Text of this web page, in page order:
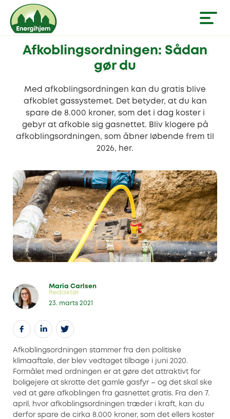
Afkoblingsordningen: Sådan
gør du
Med afkoblingsordningen kan du gratis blive
afkoblet gassystemet. Det betyder, at du kan
spare de 8.000 kroner, som det i dag koster i
gebyr at afkoble sig gasnettet. Bliv klogere på
afkoblingsordningen, som åbner løbende frem til
2026, her.
Maria Carlsen
Redaktør
23. marts 2021
Afkoblingsordningen stammer fra den politiske
klimaaftale, der blev vedtaget tilbage i juni 2020.
Formålet med ordningen er at gøre det attraktivt for
boligejere at skrotte det gamle gasfyr – og det skal ske
ved at gøre afkoblingen fra gasnettet gratis. Fra den 7.
april, hvor afkoblingsordningen træder i kraft, kan du
derfor spare de cirka 8.000 kroner, som det ellers koster